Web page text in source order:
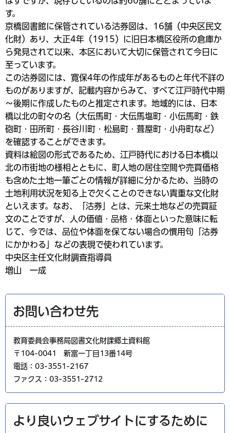
す。
京橋図書館に保管されている沽券図は、16舗（中央区民文
化財）あり、大正4年（1915）に旧日本橋区役所の倉庫か
ら発見されて以来、本区において大切に保管されて今日に
至っています。
この沽券図には、寛保4年の作成年があるものと年代不詳の
ものがありますが、記載内容からみて、すべて江戸時代中期
～後期に作成したものと推定されます。地域的には、日本
橋以北の町々の名（大伝馬町・大伝馬塩町・小伝馬町・鉄
砲町・田所町・長谷川町・松島町・葺屋町・小舟町など）
を確認することができます。
資料は絵図の形式であるため、江戸時代における日本橋以
北の市街地の様相とともに、町人地の居住空間や売買価格
も含めた土地一筆ごとの情報が詳細に分かるため、当時の
土地利用状況を知る上で欠くことのできない貴重な文化財
といえます。なお、「沽券」とは、元来土地などの売買証
文のことですが、人の価値・品格・体面といった意味に転
じて、今では、品位や体面を保てない場合の慣用句「沽券
にかかわる」などの表現で使われています。
中央区主任文化財調査指導員
増山 一成
お問い合わせ先
教育委員会事務局図書文化財課郷土資料館
〒104-0041 新富一丁目13番14号
電話：03-3551-2167
ファクス：03-3551-2712
より良いウェブサイトにするために